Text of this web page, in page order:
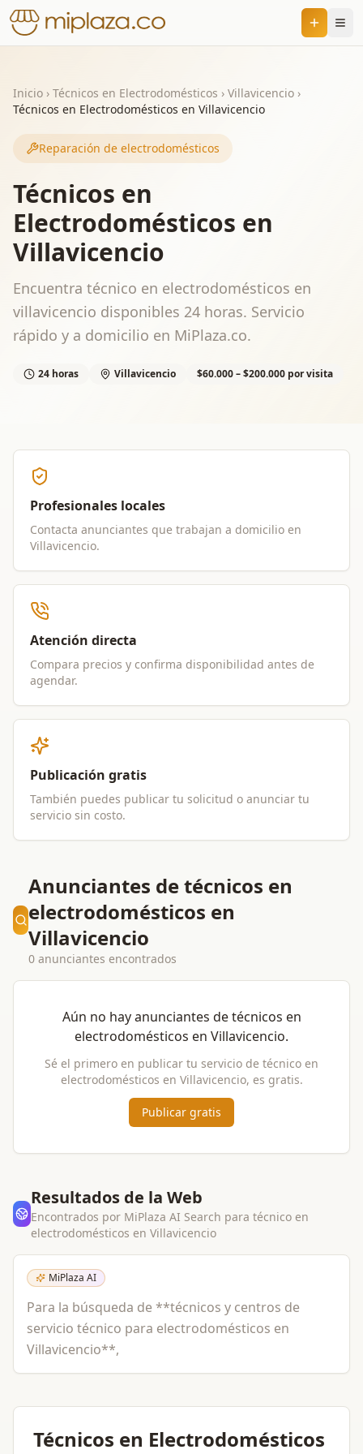
Inicio › Técnicos en Electrodomésticos › Villavicencio ›
Técnicos en Electrodomésticos en Villavicencio
Reparación de electrodomésticos
Técnicos en
Electrodomésticos en
Villavicencio
Encuentra técnico en electrodomésticos en
villavicencio disponibles 24 horas. Servicio
rápido y a domicilio en MiPlaza.co.
24 horas Villavicencio $60.000 – $200.000 por visita
Profesionales locales
Contacta anunciantes que trabajan a domicilio en
Villavicencio.
Atención directa
Compara precios y confirma disponibilidad antes de
agendar.
Publicación gratis
También puedes publicar tu solicitud o anunciar tu
servicio sin costo.
Anunciantes de técnicos en
electrodomésticos en
Villavicencio
0 anunciantes encontrados
Aún no hay anunciantes detécnicos en
electrodomésticos en Villavicencio.
Sé el primero en publicar tu servicio de técnico en
electrodomésticos en Villavicencio, es gratis.
Publicar gratis
Resultados de la Web
Encontrados por MiPlaza AI Search para técnico en
electrodomésticos en Villavicencio
MiPlaza AI
Para la búsqueda de **técnicos y centros de
servicio técnico para electrodomésticos en
Villavicencio**,
Técnicos en Electrodomésticos